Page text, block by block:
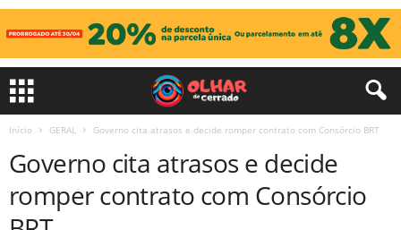
Início GERAL Governo cita atrasos e decide romper contrato com Consórcio BRT
Governo cita atrasos e decide
romper contrato com Consórcio